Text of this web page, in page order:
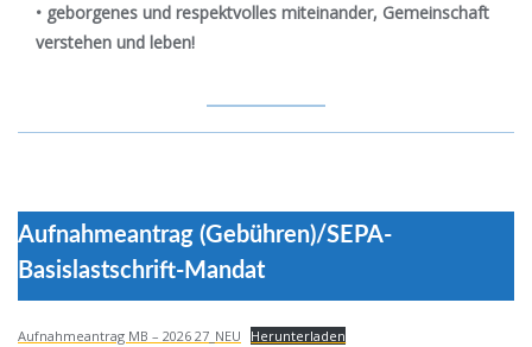
• geborgenes und respektvolles miteinander, Gemeinschaft
verstehen und leben!
Aufnahmeantrag (Gebühren)/SEPA-
Basislastschrift-Mandat
Aufnahmeantrag MB – 2026 27_NEU
Herunterladen